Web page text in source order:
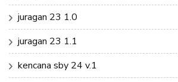
juragan 23 1.0
juragan 23 1.1
kencana sby 24 v.1